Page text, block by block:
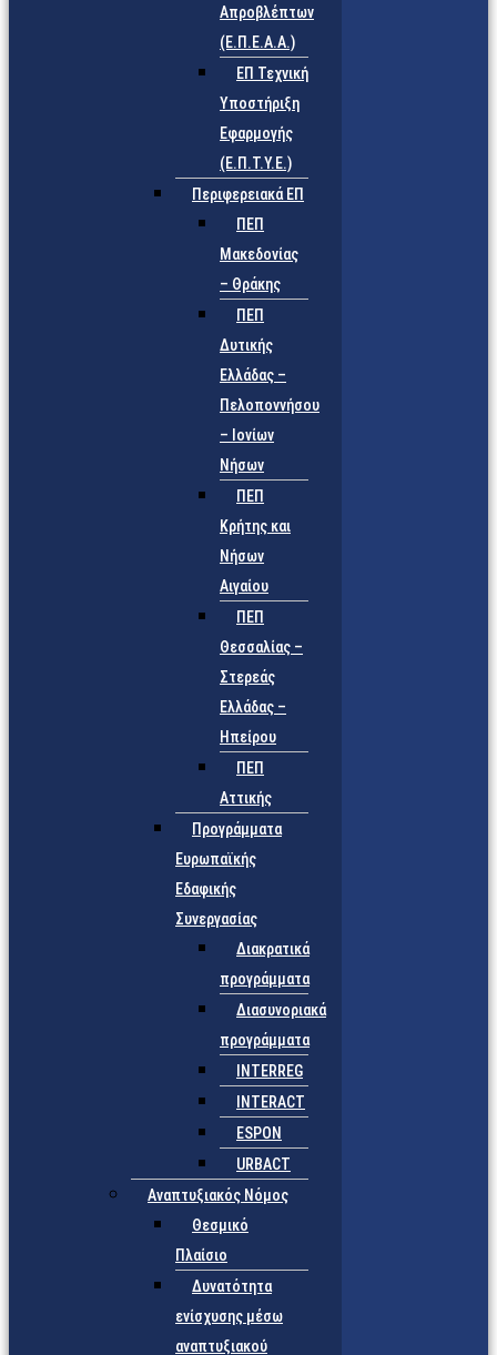
Απροβλέπτων
(Ε.Π.Ε.Α.Α.)
ΕΠ Τεχνική
Υποστήριξη
Εφαρμογής
(Ε.Π.Τ.Υ.Ε.)
Περιφερειακά ΕΠ
ΠΕΠ
Μακεδονίας
– Θράκης
ΠΕΠ
Δυτικής
Ελλάδας –
Πελοποννήσου
– Ιονίων
Νήσων
ΠΕΠ
Κρήτης και
Νήσων
Αιγαίου
ΠΕΠ
Θεσσαλίας –
Στερεάς
Ελλάδας –
Ηπείρου
ΠΕΠ
Αττικής
Προγράμματα
Ευρωπαϊκής
Εδαφικής
Συνεργασίας
Διακρατικά
προγράμματα
Διασυνοριακά
προγράμματα
INTERREG
INTERACT
ESPON
URBACT
Αναπτυξιακός Νόμος
Θεσμικό
Πλαίσιο
Δυνατότητα
ενίσχυσης μέσω
αναπτυξιακού